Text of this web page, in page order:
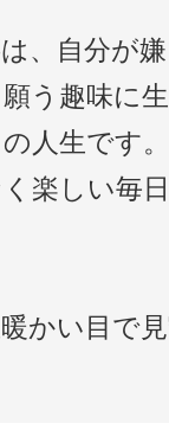
、自分が
う趣味に
人生です。
楽しい毎
かい目で